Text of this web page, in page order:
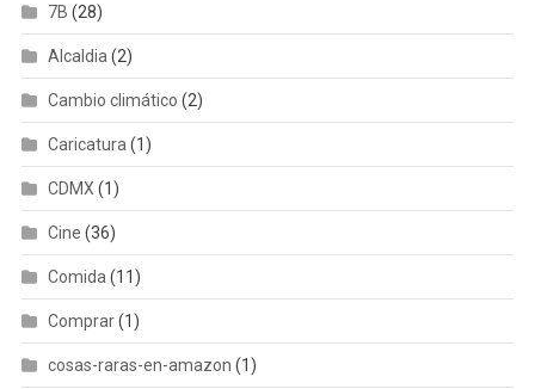
7B (28)
Alcaldia (2)
Cambio climático (2)
Caricatura (1)
CDMX (1)
Cine (36)
Comida (11)
Comprar(1)
cosas-raras-en-amazon (1)